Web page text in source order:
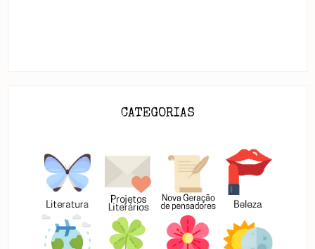
CATEGORIAS